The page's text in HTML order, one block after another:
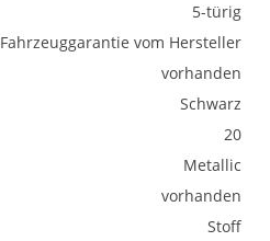
5-türig
Fahrzeuggarantie vom Hersteller
vorhanden
Schwarz
20
Metallic
vorhanden
Stoff